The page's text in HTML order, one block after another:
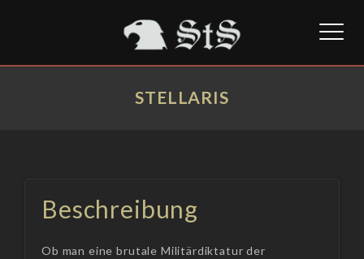
STELLARIS
Beschreibung
Ob man eine brutale Militärdiktatur der